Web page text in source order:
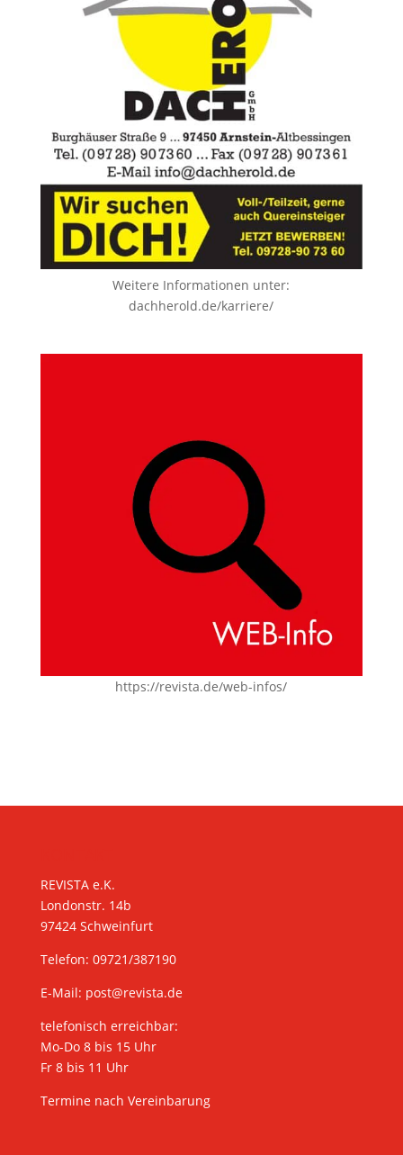
Weitere Informationen unter:
dachherold.de/karriere/
https://revista.de/web-infos/
REVISTA e.K.
Londonstr. 14b
97424 Schweinfurt
Telefon: 09721/387190
E-Mail: post@revista.de
telefonisch erreichbar:
Mo-Do 8 bis 15 Uhr
Fr 8 bis 11 Uhr
Termine nach Vereinbarung